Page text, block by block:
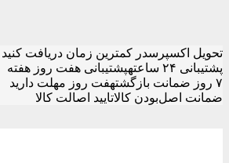
تحویل اکسپرسدر کمترین زمان دریافت کنید
پشتیبانی ۲۴ ساعته
پشتیبانی هفت روز هفته
۷ روز ضمانت بازگشت
هفت روز مهلت دارید
ضمانت اصل‌بودن کالاتایید اصالت کالا